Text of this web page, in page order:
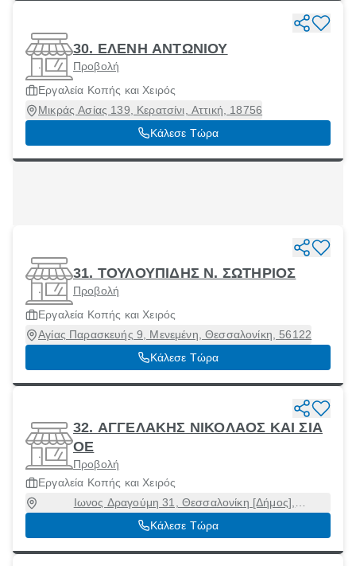
30. ΕΛΕΝΗ ΑΝΤΩΝΙΟΥ
Προβολή
Εργαλεία Κοπής και Χειρός
Μικράς Ασίας 139, Κερατσίνι, Αττική, 18756
Κάλεσε Τώρα
31. ΤΟΥΛΟΥΠΙΔΗΣ Ν. ΣΩΤΗΡΙΟΣ
Προβολή
Εργαλεία Κοπής και Χειρός
Αγίας Παρασκευής 9, Μενεμένη, Θεσσαλονίκη, 56122
Κάλεσε Τώρα
32. ΑΓΓΕΛΑΚΗΣ ΝΙΚΟΛΑΟΣ ΚΑΙ ΣΙΑ
ΟΕ
Προβολή
Εργαλεία Κοπής και Χειρός
Ιωνος Δραγούμη 31, Θεσσαλονίκη [Δήμος],
Θεσσαλονίκη, 54624
Κάλεσε Τώρα